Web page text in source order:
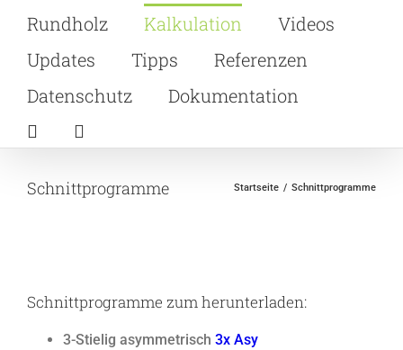
Rundholz
Kalkulation
Videos
Updates
Tipps
Referenzen
Datenschutz
Dokumentation
Schnittprogramme Startseite Schnittprogramme
Schnittprogramme zum herunterladen:
3-Stielig asymmetrisch 3x Asy